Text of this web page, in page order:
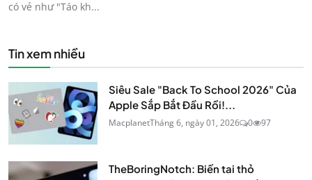
có vẻ như "Táo kh...
Tin xem nhiều
Siêu Sale "Back To School 2026" Của
Apple Sắp Bắt Đầu Rồi!...
MacplanetTháng 6, ngày 01, 2026 0 97
TheBoringNotch: Biến tai thỏ